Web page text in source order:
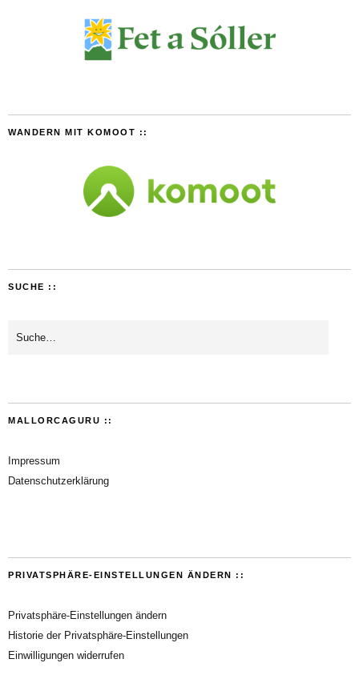
WANDERN MIT KOMOOT ::
SUCHE ::
MALLORCAGURU ::
Impressum
Datenschutzerklärung
PRIVATSPHÄRE-EINSTELLUNGEN ÄNDERN ::
Privatsphäre-Einstellungen ändern
Historie der Privatsphäre-Einstellungen
Einwilligungen widerrufen